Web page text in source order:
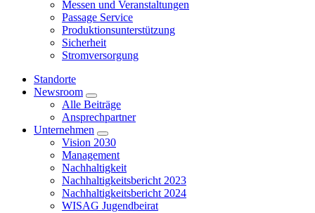
Messen und Veranstaltungen
Passage Service
Produktionsunterstützung
Sicherheit
Stromversorgung
Standorte
Newsroom
Alle Beiträge
Ansprechpartner
Unternehmen
Vision 2030
Management
Nachhaltigkeit
Nachhaltigkeitsbericht 2023
Nachhaltigkeitsbericht 2024
WISAG Jugendbeirat